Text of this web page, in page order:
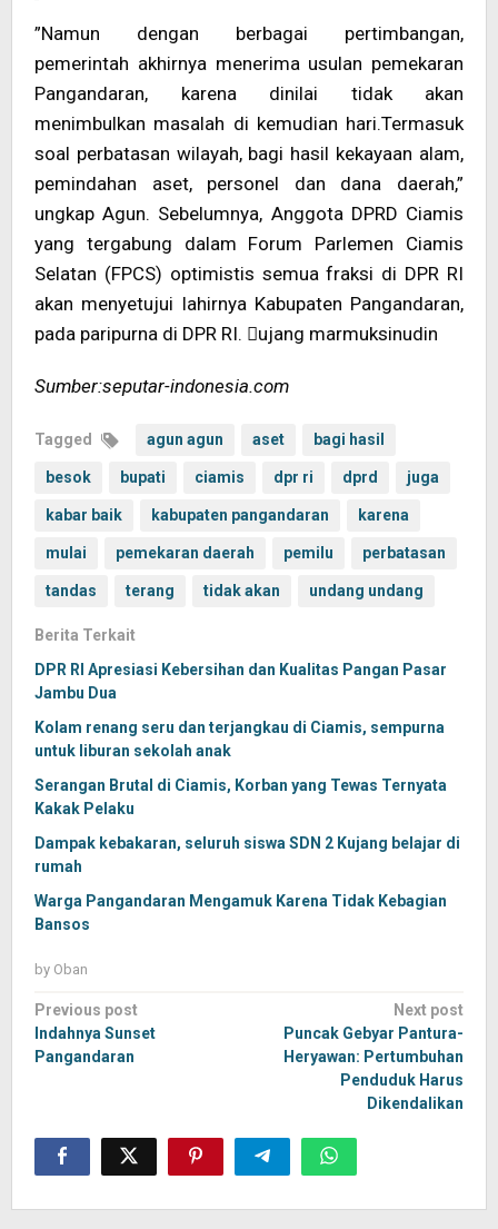
”Namun dengan berbagai pertimbangan,
pemerintah akhirnya menerima usulan pemekaran
Pangandaran, karena dinilai tidak akan
menimbulkan masalah di kemudian hari.Termasuk
soal perbatasan wilayah, bagi hasil kekayaan alam,
pemindahan aset, personel dan dana daerah,”
ungkap Agun. Sebelumnya, Anggota DPRD Ciamis
yang tergabung dalam Forum Parlemen Ciamis
Selatan (FPCS) optimistis semua fraksi di DPR RI
akan menyetujui lahirnya Kabupaten Pangandaran,
pada paripurna di DPR RI. ujang marmuksinudin
Sumber:seputar-indonesia.com
Tagged agun agun aset bagi hasil
besok bupati ciamis dpr ri dprd juga
kabar baik kabupaten pangandaran karena
mulai pemekaran daerah pemilu perbatasan
tandas terang tidak akan undang undang
Berita Terkait
DPR RI Apresiasi Kebersihan dan Kualitas Pangan Pasar
Jambu Dua
Kolam renang seru dan terjangkau di Ciamis, sempurna
untuk liburan sekolah anak
Serangan Brutal di Ciamis, Korban yang Tewas Ternyata
Kakak Pelaku
Dampak kebakaran, seluruh siswa SDN 2 Kujang belajar di
rumah
Warga Pangandaran Mengamuk Karena Tidak Kebagian
Bansos
by Oban
Post
navigation
Previous post
Indahnya Sunset
Pangandaran
Next post
Puncak Gebyar Pantura-
Heryawan: Pertumbuhan
Penduduk Harus
Dikendalikan